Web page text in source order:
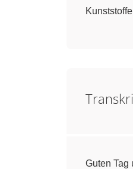
Guten Tag